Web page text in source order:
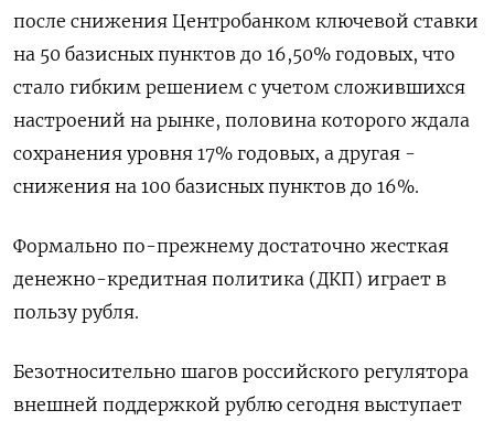
после снижения Центробанком ключевой ставки
на 50 базисных пунктов до 16,50% годовых, что
стало гибким решением с учетом сложившихся
настроений на рынке, половина которого ждала
сохранения уровня 17% годовых, а другая -
снижения на 100 базисных пунктов до 16%.
Формально по-прежнему достаточно жесткая
денежно-кредитная политика (ДКП) играет в
пользу рубля.
Безотносительно шагов российского регулятора
внешней поддержкой рублю сегодня выступает